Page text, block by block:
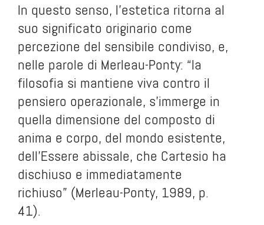
In questo senso, l’estetica ritorna al
suo significato originario come
percezione del sensibile condiviso, e,
nelle parole di Merleau-Ponty: “la
filosofia si mantiene viva contro il
pensiero operazionale, s’immerge in
quella dimensione del composto di
anima e corpo, del mondo esistente,
dell’Essere abissale, che Cartesio ha
dischiuso e immediatamente
richiuso” (Merleau-Ponty, 1989, p.
41).